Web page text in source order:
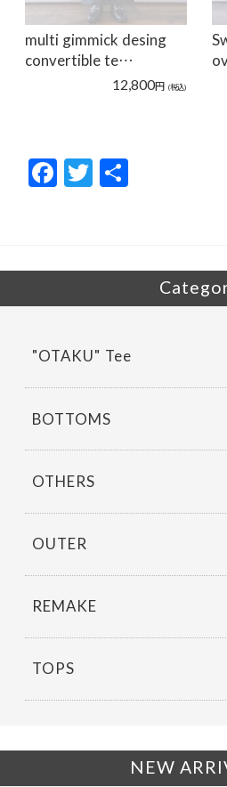
multi gimmick desing
convertible te…
12,800円 (税込)
F
ac
o
k
T
w
"OTAKU" Tee
BOTTOMS
OTHERS
OUTER
REMAKE
TOPS
NEW